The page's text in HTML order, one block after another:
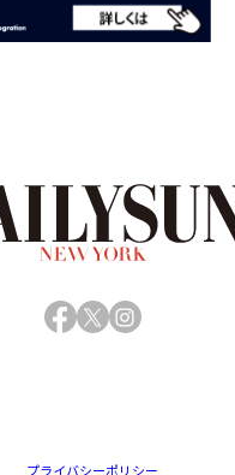
Facebook
X Instagram
プライバシーポリシー